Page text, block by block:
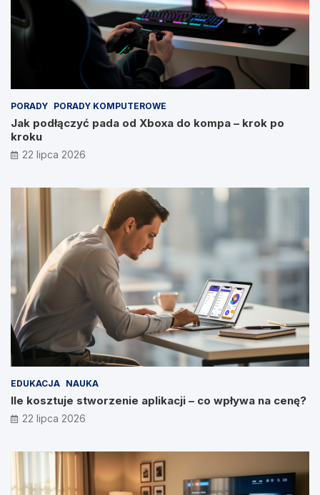
PORADY PORADY KOMPUTEROWE
Jak podłączyć pada od Xboxa do kompa – krok po
kroku
22 lipca 2026
EDUKACJA NAUKA
Ile kosztuje stworzenie aplikacji – co wpływa na cenę?
22 lipca 2026